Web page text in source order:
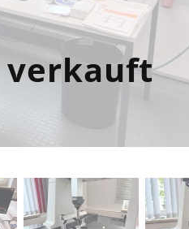
verkauft